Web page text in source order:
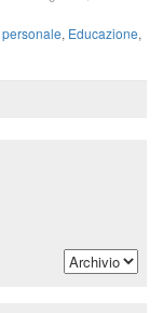
, Educazione,